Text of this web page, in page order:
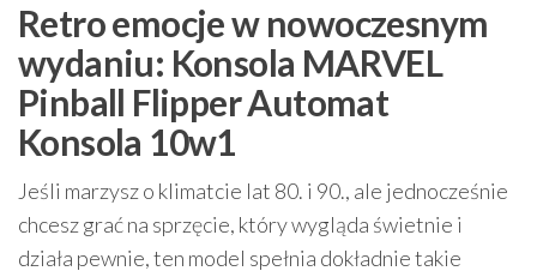
Retro emocje w nowoczesnym
wydaniu: Konsola MARVEL
Pinball Flipper Automat
Konsola 10w1
Jeśli marzysz o klimatcie lat 80. i 90., ale jednocześnie
chcesz grać na sprzęcie, który wygląda świetnie i
działa pewnie, ten model spełnia dokładnie takie